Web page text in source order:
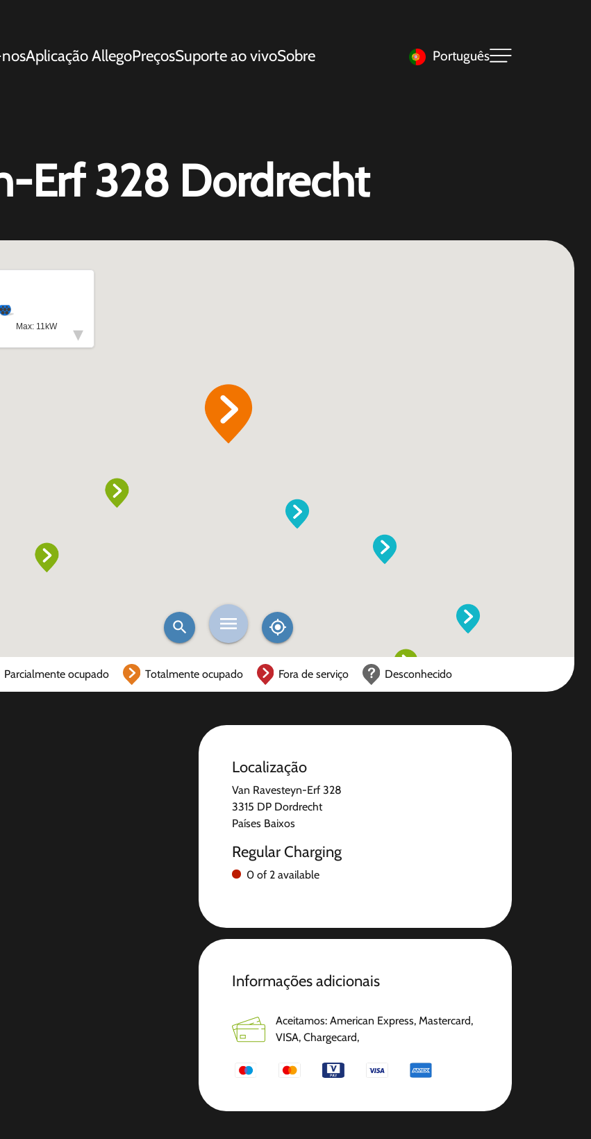
Aplicação AllegoPreçosSuporte ao vivoSobre Português
Erf 328 Dordrecht
Parcialmente ocupado Totalmente ocupado Fora de serviço Desconhecido
Localização
Van Ravesteyn-Erf 328
3315 DP Dordrecht
Países Baixos
Regular Charging
0 of 2 available
Informações adicionais
Aceitamos: American Express, Mastercard,
VISA, Chargecard,